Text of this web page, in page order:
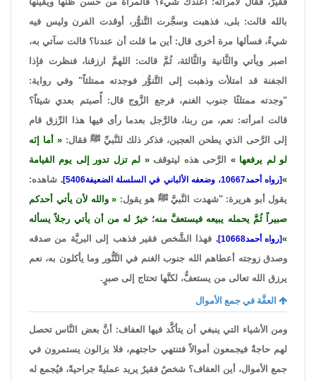
بالله قالت: بلى، فذهبت وسجَّرت التَّنوُّر، أوقدت الفرن وليس فيه
شيءٌ، فسألها مرة أخرى قال: أين ما قلت أن عندنا؟ قالت سآتي به،
اصبر ويأتي والثَّانية والثَّالثة، ثُمَّ قالت: اللهمَّ ارزقنا، فنظرت فإذا
الجفنة قد امتلأت وذهبت إلى التَّنوُّر فوجدته ممتلئاً" وفي رواية:
"وجدته ممتلئًا جنوب الغنم، فرجع الزَّوج قال: أًصبتم بعدي شيئاً؟
قالت امرأته: نعم، من ربنا، فالرَّجل بعدما رأى فيها هذا الرِّزق قام
إلى الرَّحى الذي يطحن العجين، فذكر ذلك للنَّبيِّ ﷺ فقال:
أما إنَه
لو لم يرفعها
الرَّحى هذه ليتوقف لم تزل تدور إلى يوم القيامة
[رواه أحمد10667، وضعفه الألباني في السلسلة الضعيفة5406].
شاهده:
يقول أبو هريرة: "شهدت النَّبيَّ ﷺ هو يقول:
والله لأن يأتي أحدكم
صبيراً ثُمَّ يحمله يبيعه فيستعفَّ منه؛ خيرٌ له من أن يأتي رجلاً يسأله
[رواه أحمد10668].
فهذا الشَّخص فقير فذهب إلى البريَّة من صدقه
وصدق زوجته أعطاهم الله جنوب الغنم في التَّنُّور وما يأكلون به، نعم
يرزق الله تعالى من يستعفُّ، لكنَّها تحتاج إلى صبرٍ.
العفَّة في جمع الأموال
ومن الأشياء التي ينبغي أن يتأكَّد فيها العفاف: أنَّ بعض النَّاس تحصل
لهم حاجةٌ فيجمعون أموالاً فتنتهي حاجتهم، فلا يزالون يستمرون في
جمع الأموال، أين العفاف؟ شخصٌ فقيرٌ يريد عمليةً جراحيةً، فيُجمع له